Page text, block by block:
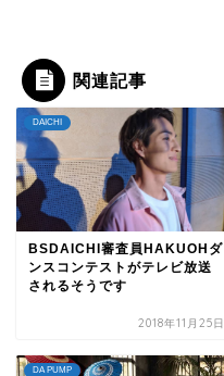
関連記事
DAICHI
BSDAICHI審査員HAKUOHダ
ンスコンテストがテレビ放送
されるそうです
2018年11月25日
DA PUMP